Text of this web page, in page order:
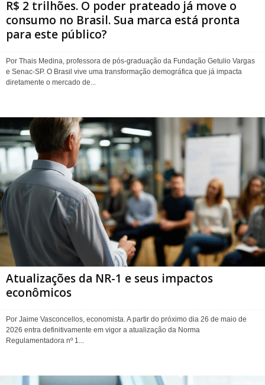
R$ 2 trilhões. O poder prateado já move o
consumo no Brasil. Sua marca está pronta
para este público?
Por Thais Medina, professora de pós-graduação da Fundação Getulio Vargas
e Senac-SP. O Brasil vive uma transformação demográfica que já impacta
diretamente o mercado de...
Atualizações da NR-1 e seus impactos
econômicos
Por Jaime Vasconcellos, economista. A partir do próximo dia 26 de maio de
2026 entra definitivamente em vigor a atualização da Norma
Regulamentadora nº 1...